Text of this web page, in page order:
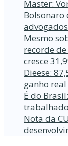
Master:
Bolsonaro
Mesmo
recorde
cresce
Dieese:
ganho
É do
Nota da